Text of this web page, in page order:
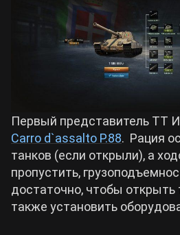
Первый представитель ТТ
Carro d`assalto P.88. Рация
танков (если открыли), а
пропустить,
достаточно, чтобы открыть
также установить